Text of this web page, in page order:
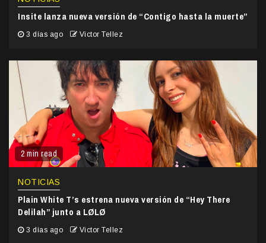
Insite lanza nueva versión de “Contigo hasta la muerte”
3 días ago Victor Tellez
2 min read
NOTICIAS
Plain White T’s estrena nueva versión de “Hey There
Delilah” junto a LØLØ
3 días ago Victor Tellez